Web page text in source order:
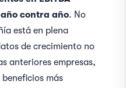
contra año. No
está en plena
de crecimiento no
anteriores empresas,
más